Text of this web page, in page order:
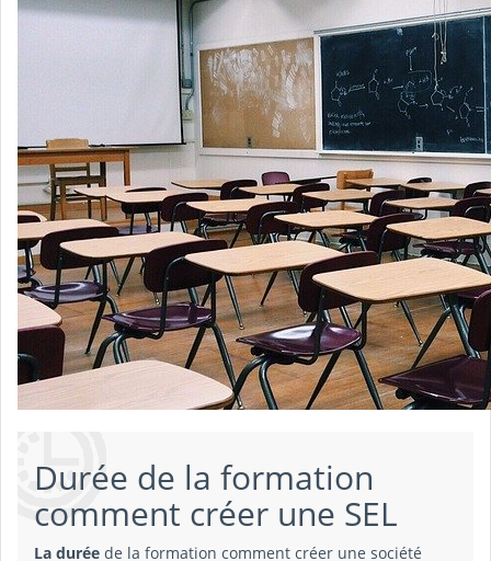
Durée de la formation
comment créer une SEL
La durée de la formation comment créer une société